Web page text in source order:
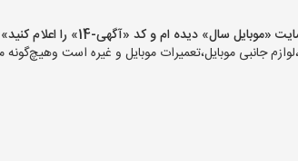
سال» دیده ام و کد «آگهی-14» را اعلام کنید»
جانبی موبایل،تعمیرات موبایل و غیره است